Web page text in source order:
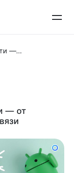
Android 15: новые возможности — от Bluetooth 6.0 до спутниковой связи
— от